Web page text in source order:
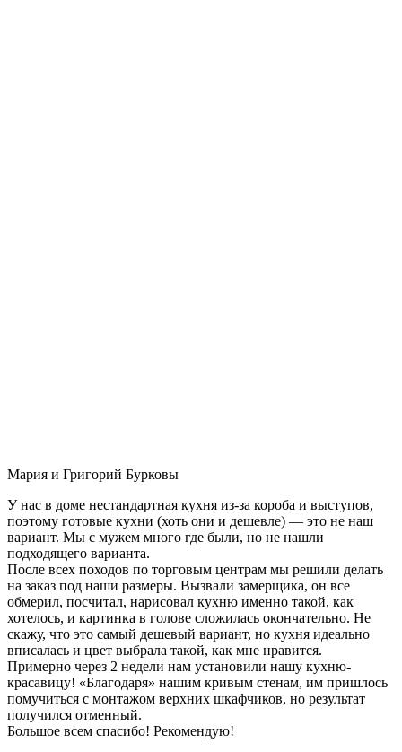
Мария и Григорий Бурковы
У нас в доме нестандартная кухня из-за короба и выступов,
поэтому готовые кухни (хоть они и дешевле) — это не наш
вариант. Мы с мужем много где были, но не нашли
подходящего варианта.
После всех походов по торговым центрам мы решили делать
на заказ под наши размеры. Вызвали замерщика, он все
обмерил, посчитал, нарисовал кухню именно такой, как
хотелось, и картинка в голове сложилась окончательно. Не
скажу, что это самый дешевый вариант, но кухня идеально
вписалась и цвет выбрала такой, как мне нравится.
Примерно через 2 недели нам установили нашу кухню-
красавицу! «Благодаря» нашим кривым стенам, им пришлось
помучиться с монтажом верхних шкафчиков, но результат
получился отменный.
Большое всем спасибо! Рекомендую!